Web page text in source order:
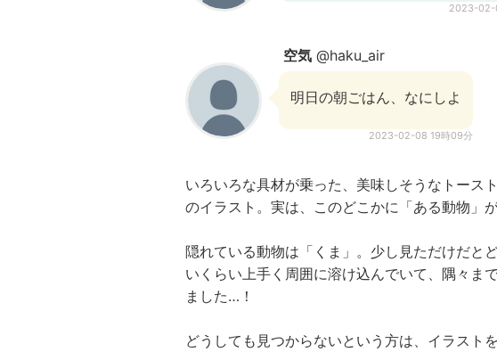
2023-02-
空気 @haku_air
明日の朝ごはん、なにしよ
2023-02-08 19時09分
いろいろな具材が乗った、美味しそうなトース
のイラスト。実は、このどこかに「ある動物」
隠れている動物は「くま」。少し見ただけだと
いくらい上手く周囲に溶け込んでいて、隅々ま
ました…！
どうしても見つからないという方は、イラスト